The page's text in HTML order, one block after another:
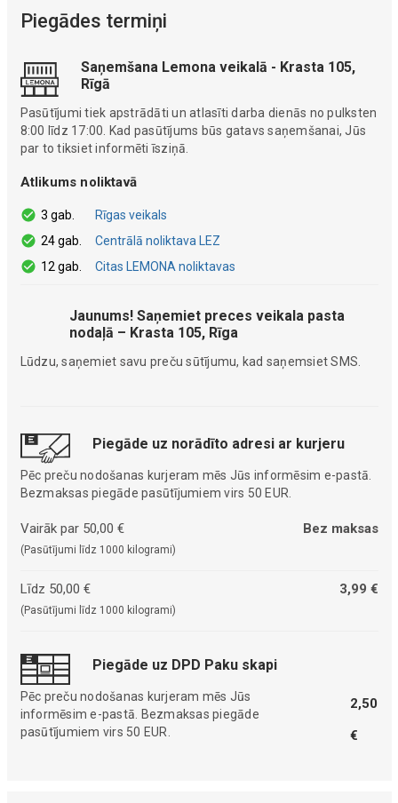
Piegādes termiņi
Saņemšana Lemona veikalā - Krasta 105,
Rīgā
Pasūtījumi tiek apstrādāti un atlasīti darba dienās no pulksten
8:00 līdz 17:00. Kad pasūtījums būs gatavs saņemšanai, Jūs
par to tiksiet informēti īsziņā.
Atlikums noliktavā
3 gab.
Rīgas veikals
24 gab.
Centrālā noliktava LEZ
12 gab.
Citas LEMONA noliktavas
Jaunums! Saņemiet preces veikala pasta
nodaļā – Krasta 105, Rīga
Lūdzu, saņemiet savu preču sūtījumu, kad saņemsiet SMS.
Piegāde uz norādīto adresi ar kurjeru
Pēc preču nodošanas kurjeram mēs Jūs informēsim e-pastā.
Bezmaksas piegāde pasūtījumiem virs 50 EUR.
Vairāk par 50,00 €
(Pasūtījumi līdz 1000 kilogrami)
Bez maksas
Līdz 50,00 €
(Pasūtījumi līdz 1000 kilogrami)
3,99 €
Piegāde uz DPD Paku skapi
Pēc preču nodošanas kurjeram mēs Jūs
informēsim e-pastā. Bezmaksas piegāde
pasūtījumiem virs 50 EUR.
2,50
€